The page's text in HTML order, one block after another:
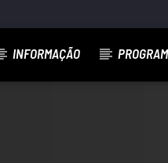
INFORMAÇÃO